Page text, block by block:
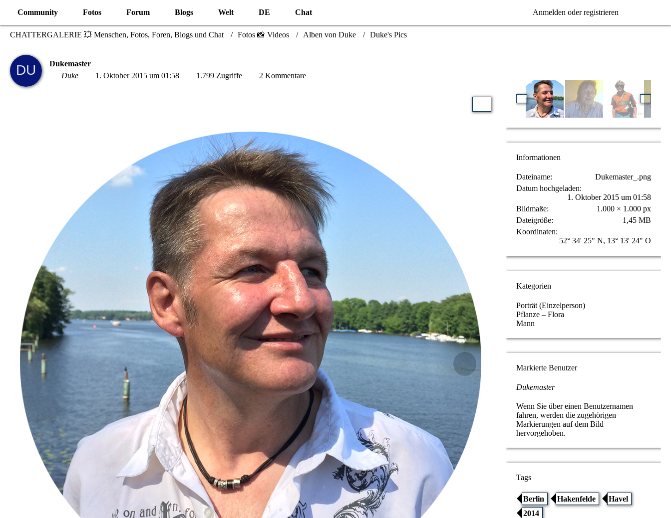
Community Fotos Forum Blogs Welt DE Chat Anmelden oder registrieren
CHATTERGALERIE 💥 Menschen, Fotos, Foren, Blogs und Chat Fotos 📸 Videos Alben von Duke Duke's Pics
Dukemaster
Duke
1. Oktober 2015 um 01:58 1.799 Zugriffe 2 Kommentare
Informationen
Dateiname
Dukemaster_.png
Datum hochgeladen
1. Oktober 2015 um 01:58
Bildmaße
1.000 × 1.000 px
Dateigröße
1,45 MB
Koordinaten
52° 34' 25" N, 13° 13' 24" O
Kategorien
Porträt (Einzelperson)
Pflanze – Flora
Mann
Markierte Benutzer
Dukemaster
Wenn Sie über einen Benutzernamen
fahren, werden die zugehörigen
Markierungen auf dem Bild
hervorgehoben.
Tags
Berlin Hakenfelde
Havel
2014